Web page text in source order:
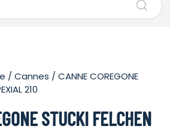
/Cannes / CANNE COREGONE
210
STUCKI FELCHEN